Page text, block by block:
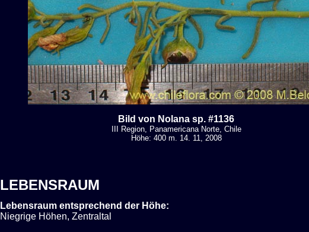
Bild von Nolana sp. #1136
III Region, Panamericana Norte, Chile
Höhe: 400 m. 14. 11, 2008
LEBENSRAUM
Lebensraum entsprechend der Höhe:
Niegrige Höhen, Zentraltal